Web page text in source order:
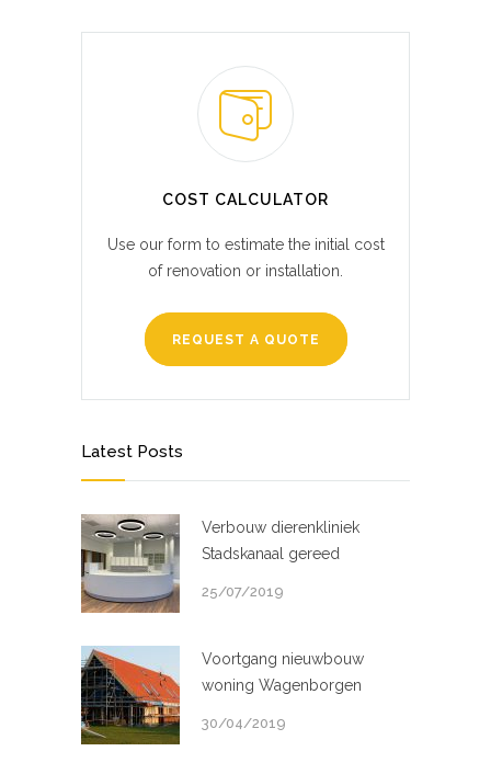
COST CALCULATOR
Use our form to estimate the initial cost
of renovation or installation.
REQUEST A QUOTE
Latest Posts
Verbouw dierenkliniek
Stadskanaal gereed
25/07/2019
Voortgang nieuwbouw
woning Wagenborgen
30/04/2019